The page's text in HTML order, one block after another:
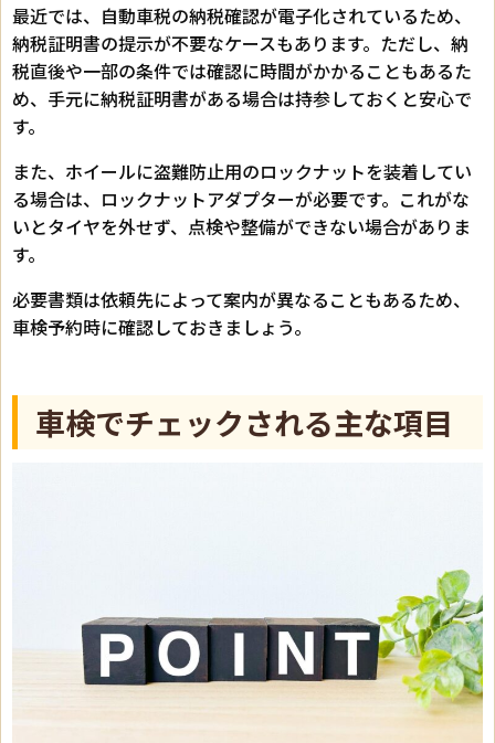
最近では、自動車税の納税確認が電子化されているため、
納税証明書の提示が不要なケースもあります。ただし、納
税直後や一部の条件では確認に時間がかかることもあるた
め、手元に納税証明書がある場合は持参しておくと安心で
す。
また、ホイールに盗難防止用のロックナットを装着してい
る場合は、ロックナットアダプターが必要です。これがな
いとタイヤを外せず、点検や整備ができない場合がありま
す。
必要書類は依頼先によって案内が異なることもあるため、
車検予約時に確認しておきましょう。
車検でチェックされる主な項目